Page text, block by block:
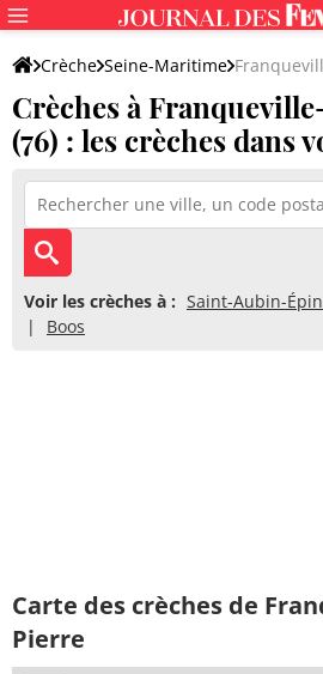
Crèche Seine-Maritime
Crèches à
(76) : les crèches dans
Voir les crèches à : Saint-Aubin-
Boos
Carte des crèches de
Pierre